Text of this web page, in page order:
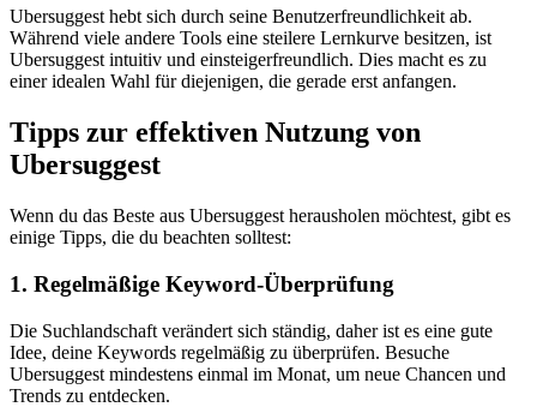
Ubersuggest hebt sich durch seine Benutzerfreundlichkeit ab.
Während viele andere Tools eine steilere Lernkurve besitzen, ist
Ubersuggest intuitiv und einsteigerfreundlich. Dies macht es zu
einer idealen Wahl für diejenigen, die gerade erst anfangen.
Tipps zur effektiven Nutzung von
Ubersuggest
Wenn du das Beste aus Ubersuggest herausholen möchtest, gibt es
einige Tipps, die du beachten solltest:
1. Regelmäßige Keyword-Überprüfung
Die Suchlandschaft verändert sich ständig, daher ist es eine gute
Idee, deine Keywords regelmäßig zu überprüfen. Besuche
Ubersuggest mindestens einmal im Monat, um neue Chancen und
Trends zu entdecken.